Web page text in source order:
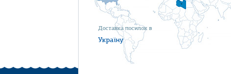
Доставка посилок в
Україну